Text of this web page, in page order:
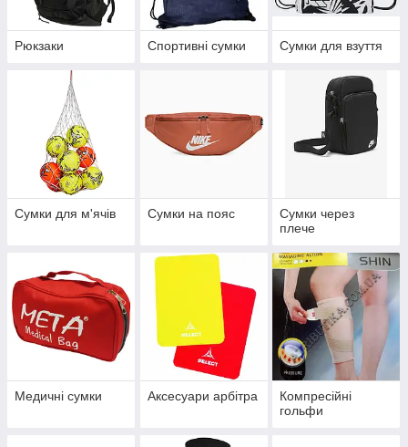
Рюкзаки Спортивні сумки Сумки для взуття
Сумки для м'ячів Сумки на пояс
Сумки через
плече
Медичні сумки Аксесуари арбітра
Компресійні
гольфи